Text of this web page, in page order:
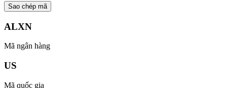
Sao chép mã
ALXN
Mã ngân hàng
US
Mã quốc gia